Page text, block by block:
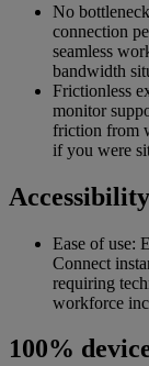
No
connection
seamless
bandwidth
Frictionless
monitor
friction from
if you were
Accessibility
Ease of use:
Connect
requiring
workforce
100%